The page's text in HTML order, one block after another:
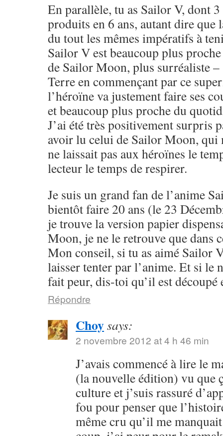
En parallèle, tu as Sailor V, dont
produits en 6 ans, autant dire que
du tout les mêmes impératifs à
Sailor V est beaucoup plus
de Sailor Moon, plus surréaliste
Terre en commençant par ce
l’héroïne va justement faire ses
et beaucoup plus proche du
J’ai été très positivement surpris
avoir lu celui de Sailor Moon, qui
ne laissait pas aux héroïnes le
lecteur le temps de respirer.
Je suis un grand fan de l’anime
bientôt faire 20 ans (le 23
je trouve la version papier
Moon, je ne le retrouve que dans
Mon conseil, si tu as aimé Sailor
laisser tenter par l’anime. Et si le
fait peur, dis-toi qu’il est découpé
Répondre
Choysays:
2 novembre 2012 at 4 h 46 min
J’avais commencé à lire le
(la nouvelle édition) vu que
culture et j’suis rassuré
fou pour penser que
même cru qu’il me